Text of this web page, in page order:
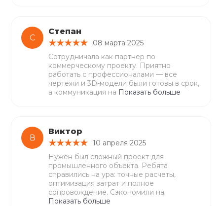
С
Степан
08 марта 2025
Сотрудничала как партнер по
коммерческому проекту. Приятно
работать с профессионалами — все
чертежи и 3D-модели были готовы в срок,
а коммуникация на Показать больше
В
Виктор
10 апреля 2025
Нужен был сложный проект для
промышленного объекта. Ребята
справились на ура: точные расчеты,
оптимизация затрат и полное
сопровождение. Сэкономили на
Показать больше